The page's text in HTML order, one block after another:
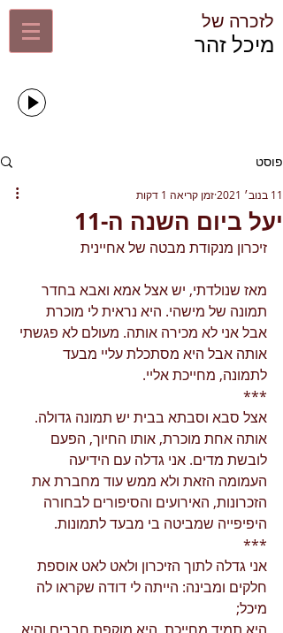
לזכרה של​
​מיכל זהר​
פוסט
יעל ביום השנה ה-11
11 בנוב׳ 2021 זמן קריאה 1 דקות
זיכרון מנקודת מבטה של אחיינית
מאז שנולדתי, יש אצל אמא ואבא בחדר
תמונה של מישהי. היא נראית לי מוכרת
אבל אני לא מכירה אותה. מעולם לא פגשתי
אותה אבל היא מסתכלת עליי מבעד
לתמונה, מחייכת אליי.
***
אצל סבא וסבתא בבית יש תמונה גדולה.
אותה אחת מוכרת, אותו החיוך, הפעם
לובשת מדים. אני גדלה עם הידיעה
העמומה הזאת ולא ממש עוד מחברת את
הזכרונות, האירועים והסיפורים לבחורה
היפיפייה שמביטה בי מבעד לתמונות.
***
אני גדלה לתוך הזיכרון ולאט לאט אוספת
חלקים ומבינה: הייתה לי דודה שקראו לה
מיכל;